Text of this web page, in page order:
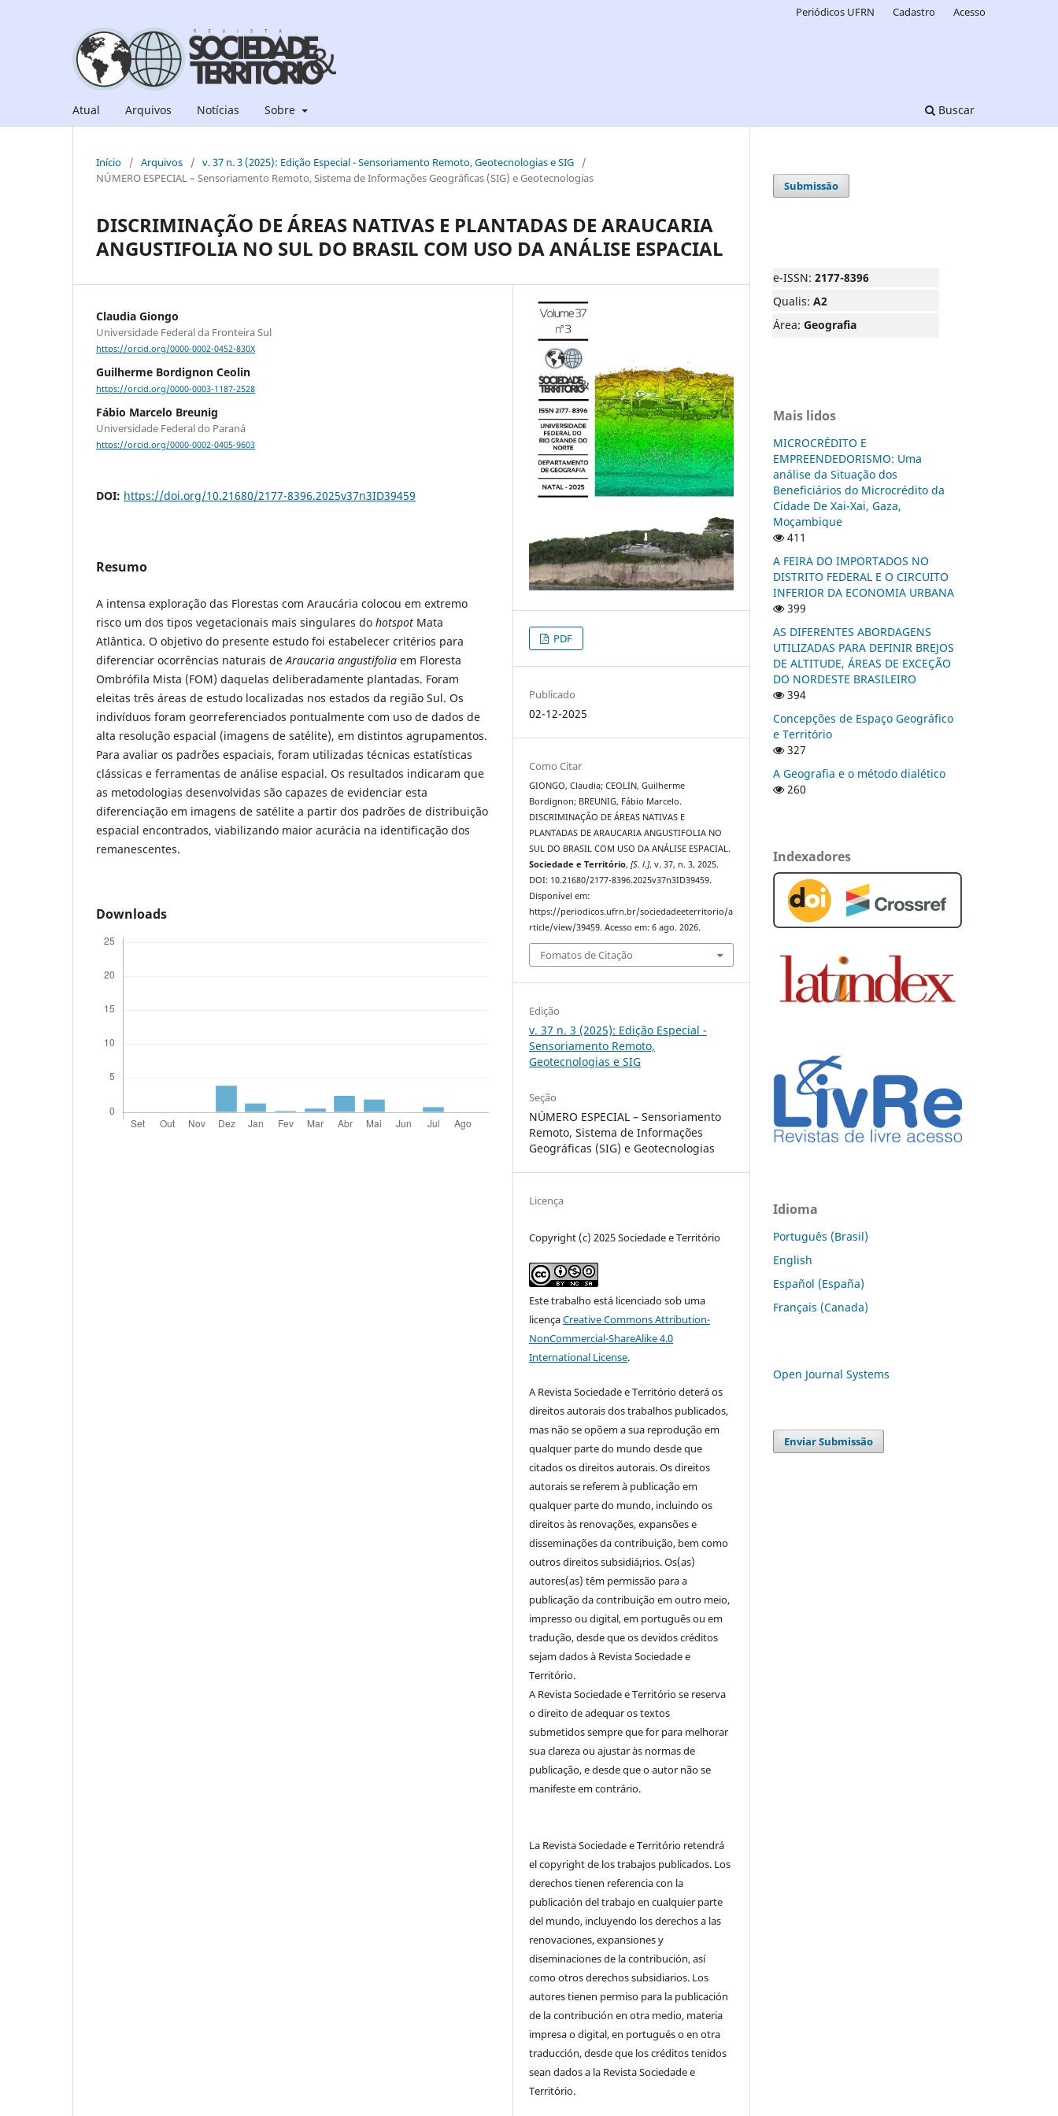
Atual Arquivos Notícias Sobre Buscar
Periódicos UFRN Cadastro Acesso
Início / Arquivos / v. 37 n. 3 (2025): Edição Especial - Sensoriamento Remoto, Geotecnologias e SIG
/
NÚMERO ESPECIAL – Sensoriamento Remoto, Sistema de Informações Geográficas (SIG) e Geotecnologias
DISCRIMINAÇÃO DE ÁREAS NATIVAS E PLANTADAS DE ARAUCARIA
ANGUSTIFOLIA NO SUL DO BRASIL COM USO DA ANÁLISE ESPACIAL
Claudia Giongo
Universidade Federal da Fronteira Sul
https://orcid.org/0000-0002-0452-830X
Guilherme Bordignon Ceolin
https://orcid.org/0000-0003-1187-2528
Fábio Marcelo Breunig
Universidade Federal do Paraná
https://orcid.org/0000-0002-0405-9603
DOI: https://doi.org/10.21680/2177-8396.2025v37n3ID39459
Resumo
A intensa exploração das Florestas com Araucária colocou em extremo
risco um dos tipos vegetacionais mais singulares do hotspot Mata
Atlântica. O objetivo do presente estudo foi estabelecer critérios para
diferenciar ocorrências naturais deAraucaria angustifolia em Floresta
Ombrófila Mista (FOM) daquelas deliberadamente plantadas. Foram
eleitas três áreas de estudo localizadas nos estados da região Sul. Os
indivíduos foram georreferenciados pontualmente com uso de dados de
alta resolução espacial (imagens de satélite), em distintos agrupamentos.
Para avaliar os padrões espaciais, foram utilizadas técnicas estatísticas
clássicas e ferramentas de análise espacial. Os resultados indicaram que
as metodologias desenvolvidas são capazes de evidenciar esta
diferenciação em imagens de satélite a partir dos padrões de distribuição
espacial encontrados, viabilizando maior acurácia na identificação dos
remanescentes.
Downloads
PDF
Publicado
02-12-2025
Como Citar
GIONGO, Claudia; CEOLIN, Guilherme
Bordignon; BREUNIG, Fábio Marcelo.
DISCRIMINAÇÃO DE ÁREAS NATIVAS E
PLANTADAS DE ARAUCARIA ANGUSTIFOLIA NO
SUL DO BRASIL COM USO DA ANÁLISE ESPACIAL.
Sociedade e Território,[S. l.], v. 37, n. 3, 2025.
DOI: 10.21680/2177-8396.2025v37n3ID39459.
Disponível em:
https://periodicos.ufrn.br/sociedadeeterritorio/a
rticle/view/39459. Acesso em: 6 ago. 2026.
Fomatos de Citação
Edição
v. 37 n. 3 (2025): Edição Especial -
Sensoriamento Remoto,
Geotecnologias e SIG
Seção
NÚMERO ESPECIAL – Sensoriamento
Remoto, Sistema de Informações
Geográficas (SIG) e Geotecnologias
Licença
Copyright (c) 2025 Sociedade e Território
Este trabalho está licenciado sob uma
licençaCreative Commons Attribution-
NonCommercial-ShareAlike 4.0
International License.
A Revista Sociedade e Território deterá os
direitos autorais dos trabalhos publicados,
mas não se opõem a sua reprodução em
qualquer parte do mundo desde que
citados os direitos autorais. Os direitos
autorais se referem à publicação em
qualquer parte do mundo, incluindo os
direitos às renovações, expansões e
disseminações da contribuição, bem como
outros direitos subsidiá¡rios. Os(as)
autores(as) têm permissão para a
publicação da contribuição em outro meio,
impresso ou digital, em português ou em
tradução, desde que os devidos créditos
sejam dados à Revista Sociedade e
Território.
A Revista Sociedade e Território se reserva
o direito de adequar os textos
submetidos sempre que for para melhorar
sua clareza ou ajustar às normas de
publicação, e desde que o autor não se
manifeste em contrário.
La Revista Sociedade e Território retendrá
el copyright de los trabajos publicados. Los
derechos tienen referencia con la
publicación del trabajo en cualquier parte
del mundo, incluyendo los derechos a las
renovaciones, expansiones y
diseminaciones de la contribución, así
como otros derechos subsidiarios. Los
autores tienen permiso para la publicación
de la contribución en otra medio, materia
impresa o digital, en portugués o en otra
traducción, desde que los créditos tenidos
sean dados a la Revista Sociedade e
Território.
Submissão
e-ISSN: 2177-8396
Qualis: A2
Área: Geografia
Mais lidos
MICROCRÉDITO E
EMPREENDEDORISMO: Uma
análise da Situação dos
Beneficiários do Microcrédito da
Cidade De Xai-Xai, Gaza,
Moçambique
411
A FEIRA DO IMPORTADOS NO
DISTRITO FEDERAL E O CIRCUITO
INFERIOR DA ECONOMIA URBANA
399
AS DIFERENTES ABORDAGENS
UTILIZADAS PARA DEFINIR BREJOS
DE ALTITUDE, ÁREAS DE EXCEÇÃO
DO NORDESTE BRASILEIRO
394
Concepções de Espaço Geográfico
e Território
327
A Geografia e o método dialético
260
Indexadores
Idioma
Português (Brasil)
English
Español (España)
Français (Canada)
Open Journal Systems
Enviar Submissão